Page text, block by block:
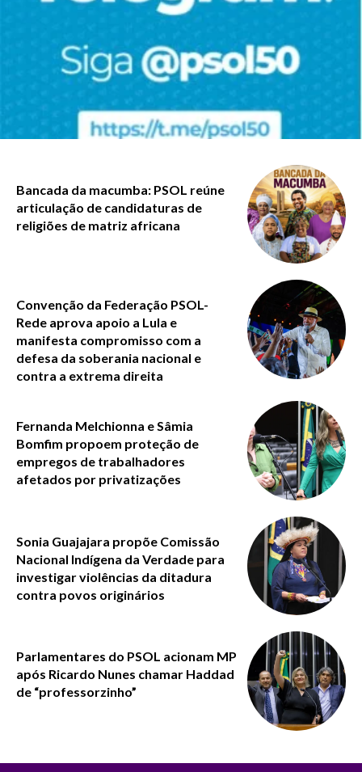
Bancada da macumba: PSOL reúne
articulação de candidaturas de
religiões de matriz africana
Convenção da Federação PSOL-
Rede aprova apoio a Lula e
manifesta compromisso com a
defesa da soberania nacional e
contra a extrema direita
Fernanda Melchionna e Sâmia
Bomfim propoem proteção de
empregos de trabalhadores
afetados por privatizações
Sonia Guajajara propõe Comissão
Nacional Indígena da Verdade para
investigar violências da ditadura
contra povos originários
Parlamentares do PSOL acionam MP
após Ricardo Nunes chamar Haddad
de “professorzinho”